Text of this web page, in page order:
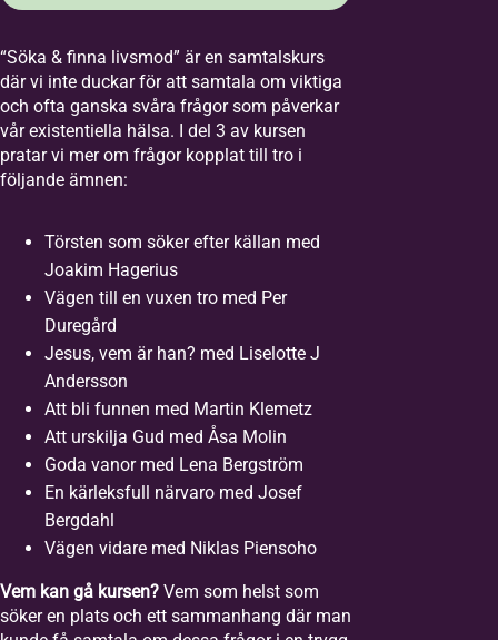
“Söka & finna livsmod” är en samtalskurs
där vi inte duckar för att samtala om viktiga
och ofta ganska svåra frågor som påverkar
vår existentiella hälsa. I del 3 av kursen
pratar vi mer om frågor kopplat till tro i
följande ämnen:
Törsten som söker efter källan med
Joakim Hagerius
Vägen till en vuxen tro med Per
Duregård
Jesus, vem är han? med Liselotte J
Andersson
Att bli funnen med Martin Klemetz
Att urskilja Gud med Åsa Molin
Goda vanor med Lena Bergström
En kärleksfull närvaro med Josef
Bergdahl
Vägen vidare med Niklas Piensoho
Vem kan gå kursen? Vem som helst som
söker en plats och ett sammanhang där man